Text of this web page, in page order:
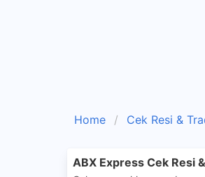
Home Cek Resi &
ABX Express Cek Resi